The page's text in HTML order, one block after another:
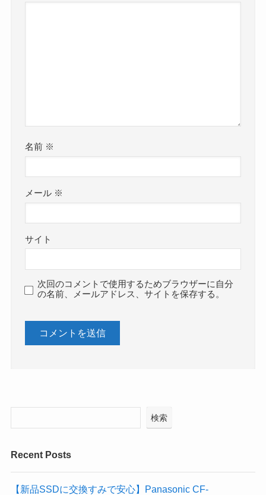
名前 ※
メール ※
サイト
次回のコメントで使用するためブラウザーに自分
の名前、メールアドレス、サイトを保存する。
検索
Recent Posts
【新品SSDに交換すみで安心】Panasonic CF-